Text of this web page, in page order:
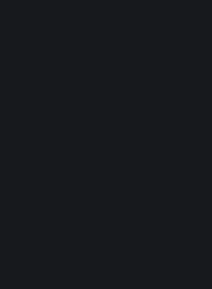
автомобиля без